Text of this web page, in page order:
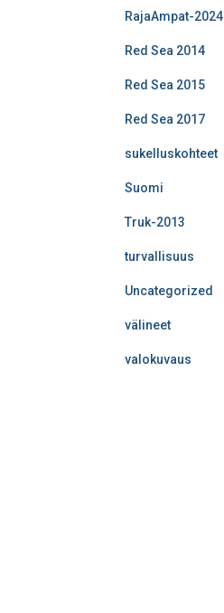
RajaAmpat-2024
Red Sea 2014
Red Sea 2015
Red Sea 2017
sukelluskohteet
Suomi
Truk-2013
turvallisuus
Uncategorized
välineet
valokuvaus